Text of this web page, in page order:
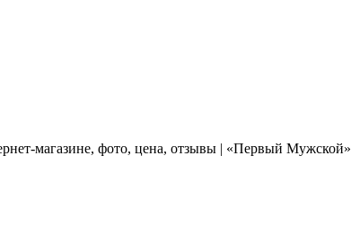
магазине, фото, цена, отзывы | «Первый Мужской»